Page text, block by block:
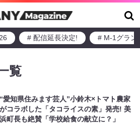
# 配信延長決定! # M-1グラン
覧
“愛知県住みます芸人”小鈴木×トマト農家
がコラボした「タコライスの素」発売! 美
浜町長も絶賛「学校給食の献立に？」